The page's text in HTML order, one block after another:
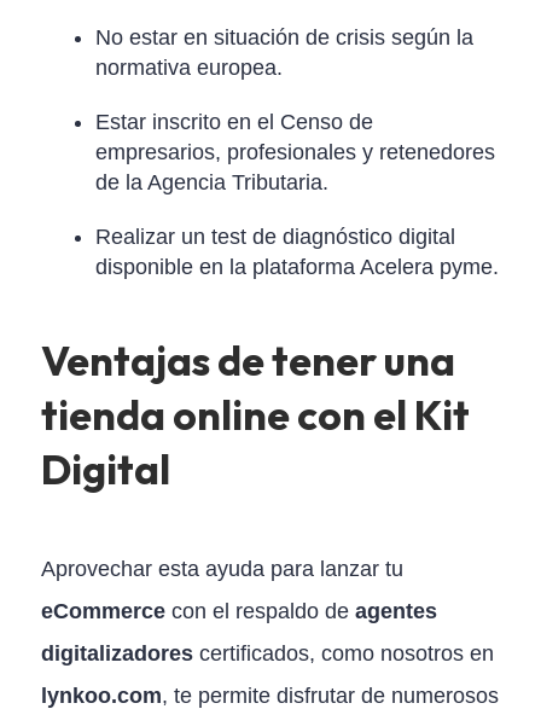
No estar en situación de crisis según la
normativa europea.
Estar inscrito en el Censo de
empresarios, profesionales y retenedores
de la Agencia Tributaria.
Realizar un test de diagnóstico digital
disponible en la plataforma Acelera pyme.
Ventajas de tener una
tienda online con el Kit
Digital
Aprovechar esta ayuda para lanzar tu
eCommercecon el respaldo de agentes
digitalizadorescertificados, como nosotros en
lynkoo.com, te permite disfrutar de numerosos